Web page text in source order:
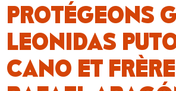
PROTÉGEONS
LEONIDAS
CANO ET FRÈRE